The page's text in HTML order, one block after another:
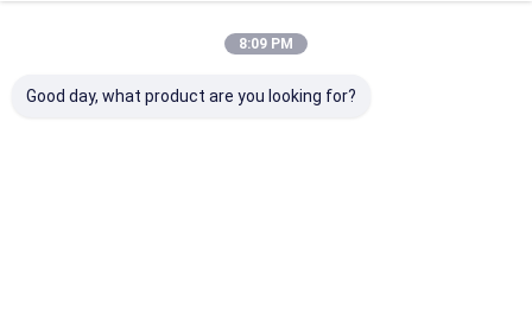
8:09 PM
Good day, what product are you looking for?